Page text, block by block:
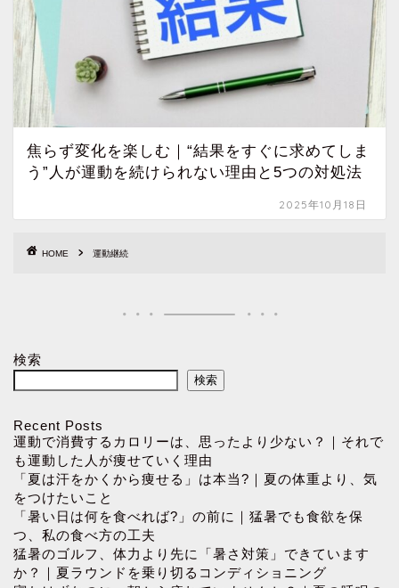
焦らず変化を楽しむ｜“結果をすぐに求めてしま
う”人が運動を続けられない理由と5つの対処法
2025年10月18日
HOME 運動継続
検索
検索
Recent Posts
運動で消費するカロリーは、思ったより少ない？｜それで
も運動した人が痩せていく理由
「夏は汗をかくから痩せる」は本当?｜夏の体重より、気
をつけたいこと
「暑い日は何を食べれば?」の前に｜猛暑でも食欲を保
つ、私の食べ方の工夫
猛暑のゴルフ、体力より先に「暑さ対策」できています
か？｜夏ラウンドを乗り切るコンディショニング